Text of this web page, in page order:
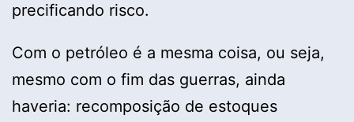
precificando risco.
Com o petróleo é a mesma coisa, ou seja,
mesmo com o fim das guerras, ainda
haveria: recomposição de estoques